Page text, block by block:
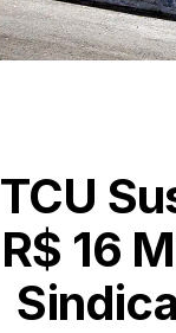
TCU
R$ 16